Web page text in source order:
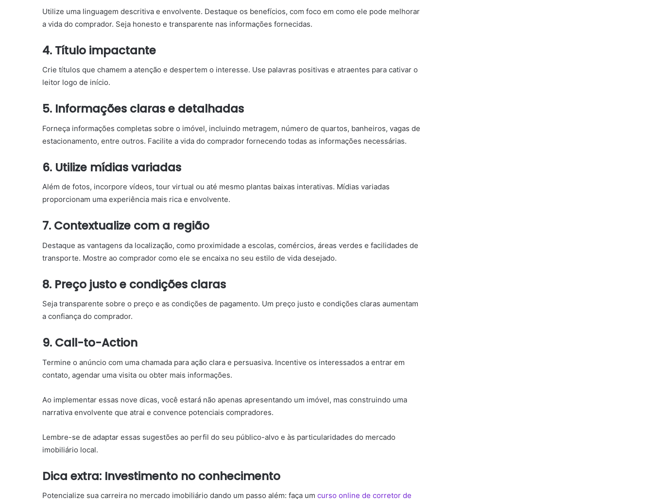
Utilize uma linguagem descritiva e envolvente. Destaque os benefícios, com foco em como ele pode melhorar
a vida do comprador. Seja honesto e transparente nas informações fornecidas.
4. Título impactante
Crie títulos que chamem a atenção e despertem o interesse. Use palavras positivas e atraentes para cativar o
leitor logo de início.
5. Informações claras e detalhadas
Forneça informações completas sobre o imóvel, incluindo metragem, número de quartos, banheiros, vagas de
estacionamento, entre outros. Facilite a vida do comprador fornecendo todas as informações necessárias.
6. Utilize mídias variadas
Além de fotos, incorpore vídeos, tour virtual ou até mesmo plantas baixas interativas. Mídias variadas
proporcionam uma experiência mais rica e envolvente.
7. Contextualize com a região
Destaque as vantagens da localização, como proximidade a escolas, comércios, áreas verdes e facilidades de
transporte. Mostre ao comprador como ele se encaixa no seu estilo de vida desejado.
8. Preço justo e condições claras
Seja transparente sobre o preço e as condições de pagamento. Um preço justo e condições claras aumentam
a confiança do comprador.
9. Call-to-Action
Termine o anúncio com uma chamada para ação clara e persuasiva. Incentive os interessados a entrar em
contato, agendar uma visita ou obter mais informações.
Ao implementar essas nove dicas, você estará não apenas apresentando um imóvel, mas construindo uma
narrativa envolvente que atrai e convence potenciais compradores.
Lembre-se de adaptar essas sugestões ao perfil do seu público-alvo e às particularidades do mercado
imobiliário local.
Dica extra: Investimento no conhecimento
Potencialize sua carreira no mercado imobiliário dando um passo além: faça um curso online de corretor de